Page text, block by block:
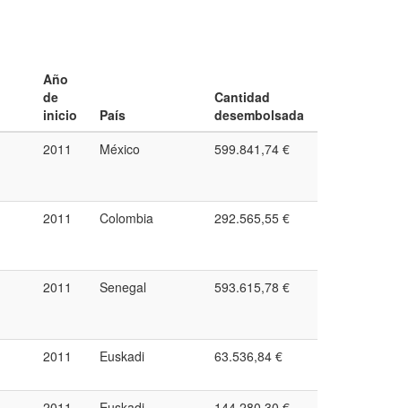
Año
de
inicio
País
Cantidad
desembolsada
2011 México 599.841,74 €
2011 Colombia 292.565,55 €
2011 Senegal 593.615,78 €
2011 Euskadi 63.536,84 €